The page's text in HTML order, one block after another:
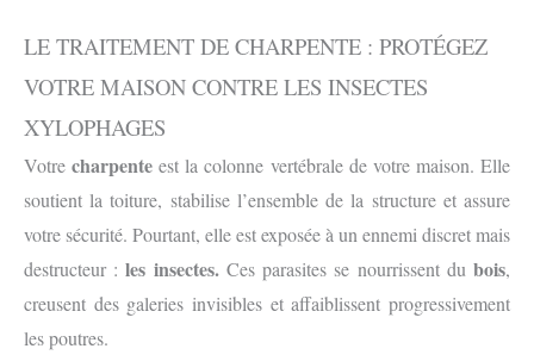
LE TRAITEMENT DE CHARPENTE : PROTÉGEZ
VOTRE MAISON CONTRE LES INSECTES
XYLOPHAGES
Votrecharpente est la colonne vertébrale de votre maison. Elle
soutient la toiture, stabilise l’ensemble de la structure et assure
votre sécurité. Pourtant, elle est exposée à un ennemi discret mais
destructeur : les insectes.Ces parasites se nourrissent dubois,
creusent des galeries invisibles et affaiblissent progressivement
les poutres.